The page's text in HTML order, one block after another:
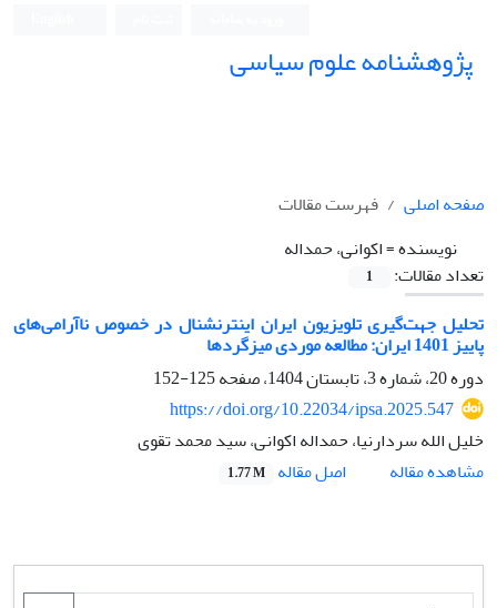
پژوهشنامه علوم سیاسی
صفحه اصلی
فهرست مقالات
نویسنده =اکوانی، حمداله
تعداد مقالات:
1
تحلیل جهت‌گیری تلویزیون ایران اینترنشنال در خصوص ناآرامی‌های
پاییز 1401 ایران: مطالعه موردی میزگردها
دوره 20، شماره 3، تابستان 1404، صفحه
125-152
https://doi.org/10.22034/ipsa.2025.547
خلیل الله سردارنیا، حمداله اکوانی، سید محمد تقوی
مشاهده مقاله
اصل مقاله 1.77 M